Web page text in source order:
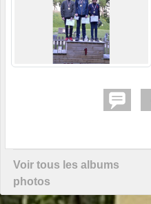
Voir tous les albums
photos